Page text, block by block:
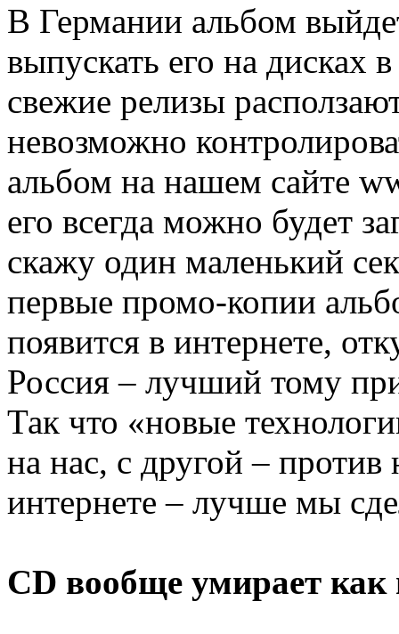
В Германии альбом
выпускать его на дисках
свежие релизы
невозможно
альбом на нашем сайте
его всегда можно будет
скажу один маленький
первые промо-копии
появится в интернете,
Россия – лучший тому
Так что «новые
на нас, с другой – против
интернете – лучше мы
CD вообще умирает